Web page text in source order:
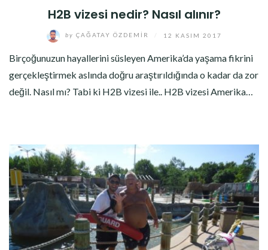
H2B vizesi nedir? Nasıl alınır?
by ÇAĞATAY ÖZDEMIR 12 KASIM 2017
Birçoğunuzun hayallerini süsleyen Amerika’da yaşama fikrini
gerçekleştirmek aslında doğru araştırıldığında o kadar da zor
değil. Nasıl mı? Tabi ki H2B vizesi ile.. H2B vizesi Amerika…